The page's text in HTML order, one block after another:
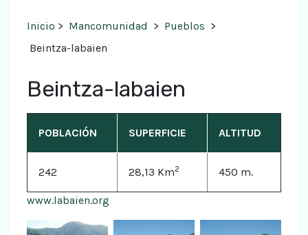
Inicio > Mancomunidad > Pueblos >
Beintza-labaien
Beintza-labaien
POBLACIÓN SUPERFICIE ALTITUD
242 28,13 Km2 450 m.
www.labaien.org